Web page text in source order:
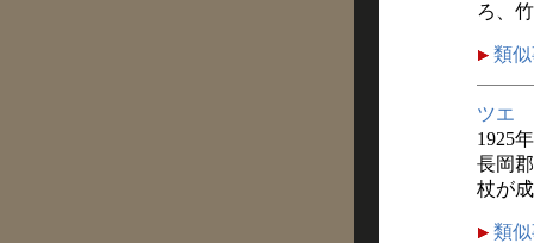
ろ、
類似
ツエ
1925
長岡
杖が
類似